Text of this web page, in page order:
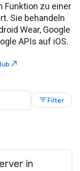
Funktion zu einer
Sie behandeln
Wear, Google
APIs auf iOS.
north_east
filter_listFilter
in